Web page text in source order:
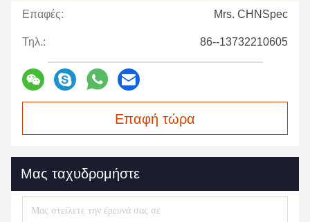
Επαφές: Mrs. CHNSpec
Τηλ.: 86--13732210605
Επαφή τώρα
Μας ταχυδρομήστε